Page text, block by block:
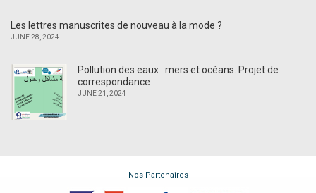
Les lettres manuscrites de nouveau à la mode ?
JUNE 28, 2024
Pollution des eaux : mers et océans. Projet de
correspondance
JUNE 21, 2024
Nos Partenaires